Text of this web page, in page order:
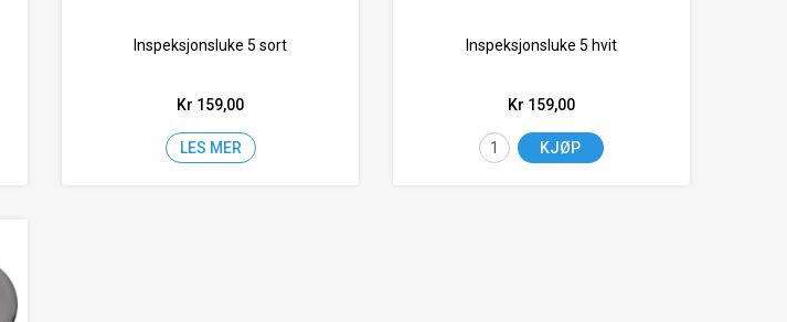
Inspeksjonsluke 5 sort
Kr 159,00
LES MER
Inspeksjonsluke 5 hvit
Kr 159,00
KJØP